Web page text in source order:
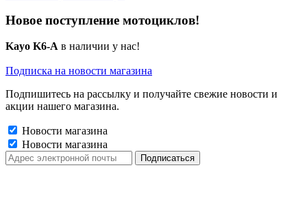
Новое поступление мотоциклов!
Kayo K6-A в наличии у нас!
Подписка на новости магазина
Подпишитесь на рассылку и получайте свежие новости и
акции нашего магазина.
Новости магазина
Новости магазина